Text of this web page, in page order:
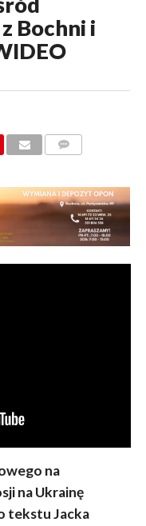
Bochni i
na
na Ukrainę
tekstu Jacka